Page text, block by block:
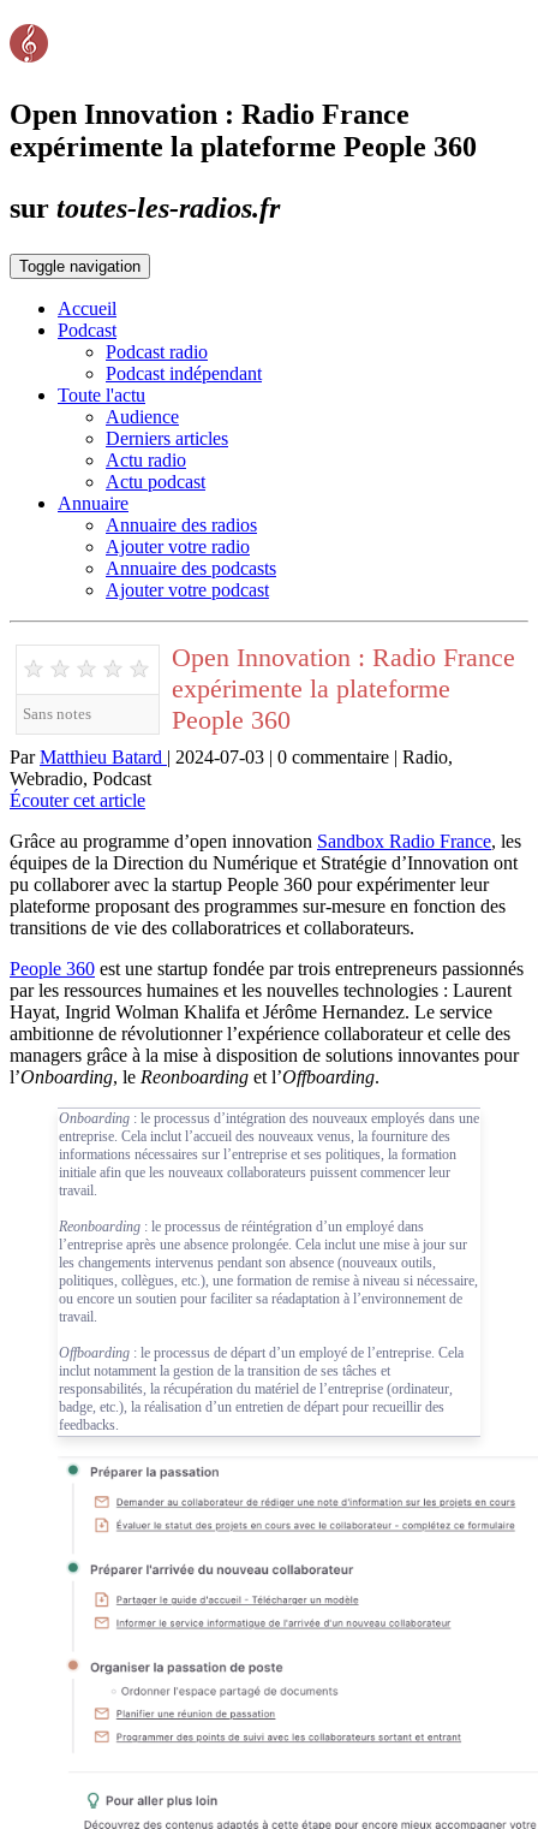
Open Innovation : Radio France
expérimente la plateforme People 360
sur toutes-les-radios.fr
Toggle navigation
Accueil
Podcast
Podcast radio
Podcast indépendant
Toute l'actu
Audience
Derniers articles
Actu radio
Actu podcast
Annuaire
Annuaire des radios
Ajouter votre radio
Annuaire des podcasts
Ajouter votre podcast
★ ★ ★ ★ ★
Sans notes
Open Innovation : Radio France
expérimente la plateforme
People 360
ParMatthieu Batard | 2024-07-03 | 0 commentaire | Radio,
Webradio, Podcast
Écouter cet article
Grâce au programme d’open innovation Sandbox Radio France, les
équipes de la Direction du Numérique et Stratégie d’Innovation ont
pu collaborer avec la startup People 360 pour expérimenter leur
plateforme proposant des programmes sur-mesure en fonction des
transitions de vie des collaboratrices et collaborateurs.
People 360 est une startup fondée par trois entrepreneurs passionnés
par les ressources humaines et les nouvelles technologies : Laurent
Hayat, Ingrid Wolman Khalifa et Jérôme Hernandez. Le service
ambitionne de révolutionner l’expérience collaborateur et celle des
managers grâce à la mise à disposition de solutions innovantes pour
l’Onboarding, le Reonboarding et l’Offboarding.
Onboarding : le processus d’intégration des nouveaux employés dans une
entreprise. Cela inclut l’accueil des nouveaux venus, la fourniture des
informations nécessaires sur l’entreprise et ses politiques, la formation
initiale afin que les nouveaux collaborateurs puissent commencer leur
travail.
Reonboarding : le processus de réintégration d’un employé dans
l’entreprise après une absence prolongée. Cela inclut une mise à jour sur
les changements intervenus pendant son absence (nouveaux outils,
politiques, collègues, etc.), une formation de remise à niveau si nécessaire,
ou encore un soutien pour faciliter sa réadaptation à l’environnement de
travail.
Offboarding : le processus de départ d’un employé de l’entreprise. Cela
inclut notamment la gestion de la transition de ses tâches et
responsabilités, la récupération du matériel de l’entreprise (ordinateur,
badge, etc.), la réalisation d’un entretien de départ pour recueillir des
feedbacks.